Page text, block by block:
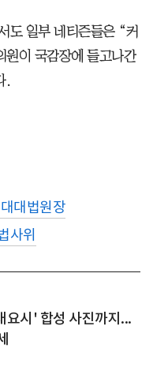
도 일부 네티즌들은 “커
원이 국감장에 들고나간
.
대법원장
사위
요시' 합성 사진까지...